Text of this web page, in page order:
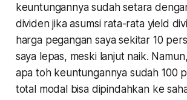
keuntungannya sudah setara
dividen jika asumsi rata-rata yield
harga pegangan saya sekitar 10
saya lepas, meski lanjut naik.
apa toh keuntungannya sudah 100
total modal bisa dipindahkan ke